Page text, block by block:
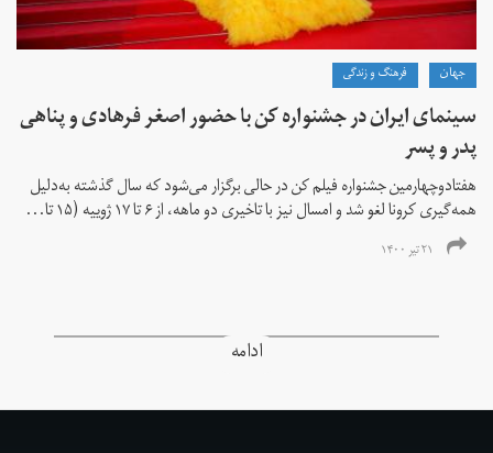
جهان فرهنگ و زندگی
سینمای ایران در جشنواره کن با حضور اصغر فرهادی و پناهی
پدر و پسر
هفتادوچهارمین جشنواره فیلم کن در حالی برگزار می‌شود که سال گذشته به‌دلیل
همه‌گیری کرونا لغو شد و امسال نیز با تاخیری دو ماهه، از ۶ تا ۱۷ ژوییه (۱۵ تا...
۲۱ تیر ۱۴۰۰
ادامه